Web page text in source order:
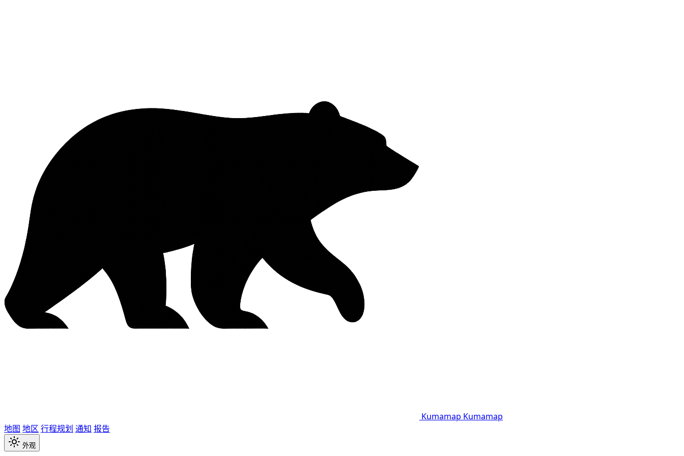
Kumamap Kumamap
地图 地区 行程规划 通知 报告
外观